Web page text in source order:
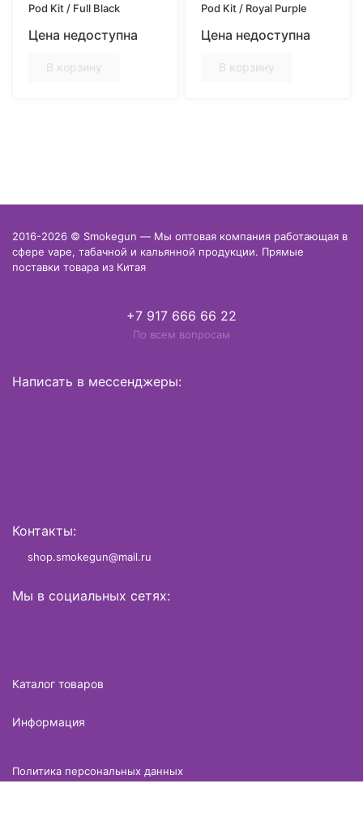
Pod Kit / Full Black
Цена недоступна
В корзину
Pod Kit / Royal Purple
Цена недоступна
В корзину
2016-2026 © Smokegun — Мы оптовая компания работающая в
сфере vape, табачной и кальянной продукции. Прямые
поставки товара из Китая
+7 917 666 66 22
По всем вопросам
Написать в мессенджеры:
Контакты:
shop.smokegun@mail.ru
Мы в социальных сетях:
Каталог товаров
Информация
Политика персональных данных